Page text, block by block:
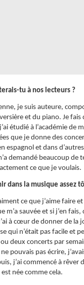
tu à nos lecteurs ?
je suis auteure,
et du piano. Je fais
étudié à l’académie de
que je donne des
espagnol et dans
demandé beaucoup de
ce que je voulais.
dans la musique assez
ce que j’aime faire
m’a sauvée et si j’en fais,
à cœur de donner de la
qui n’était pas facile et
deux concerts par
pouvais pas écrire,
j’ai commencé à rêver
est née comme cela.